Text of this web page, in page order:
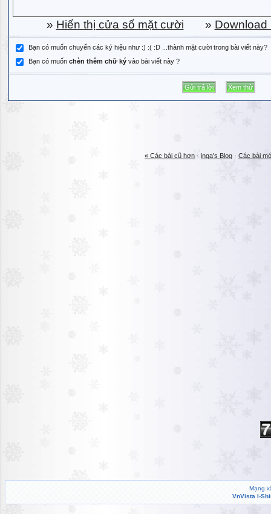
» Hiển thị cửa sổ mặt cười » Download
Bạn có muốn chuyển các ký hiệu như :) :( :D ...thành mặt cười trong bài viết này?
Bạn có muốn chèn thêm chữ ký vào bài viết này ?
« Các bài cũ hơn · inga's Blog · Các bài
Mạng
VnVista I-